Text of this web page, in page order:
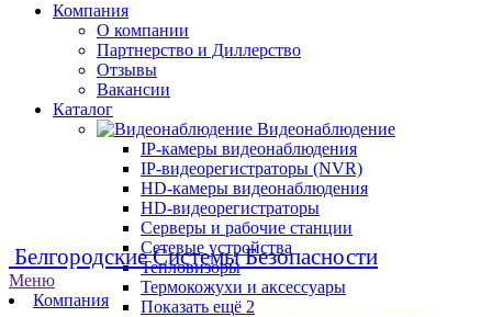
Компания
О компании
Партнерство и Диллерство
Отзывы
Вакансии
Каталог
Видеонаблюдение
IP-камеры видеонаблюдения
IP-видеорегистраторы (NVR)
HD-камеры видеонаблюдения
HD-видеорегистраторы
Серверы и рабочие станции
Сетевые устройства
Тепловизоры
Термокожухи и аксессуары
Показать ещё 2
Белгородские Системы Безопасности
Меню
Компания